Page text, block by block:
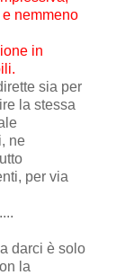
nemmeno
in
sia per
la stessa
ne
per via
darci è solo
la